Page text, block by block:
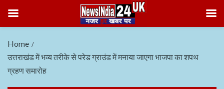
Home
उत्तराखंड में भव्य तरीके से परेड ग्राउंड में मनाया जाएगा भाजपा का शपथ
ग्रहण समारोह